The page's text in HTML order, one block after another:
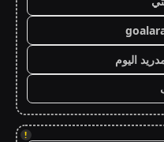
اليوم
!